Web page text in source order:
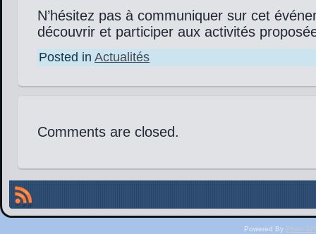
N’hésitez pas à communiquer sur cet
découvrir et participer aux activités
Posted in Actualités
Comments are closed.
Powered By Phen